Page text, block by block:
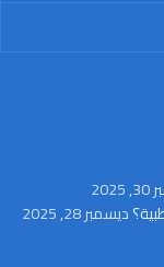
ديسمبر 28, 2025